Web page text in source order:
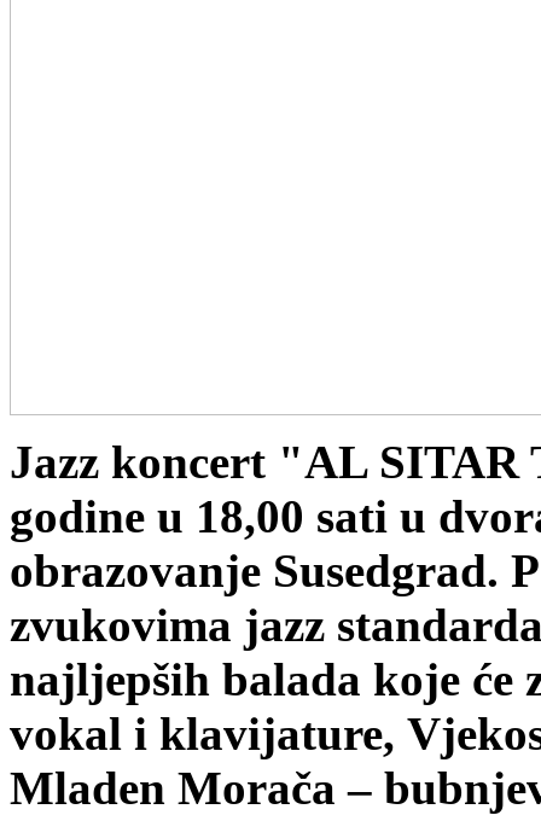
Jazz koncert "AL SITAR
godine u 18,00 sati u
obrazovanje Susedgrad.
zvukovima jazz
najljepših balada koje će
vokal i klavijature,
Mladen Morača –